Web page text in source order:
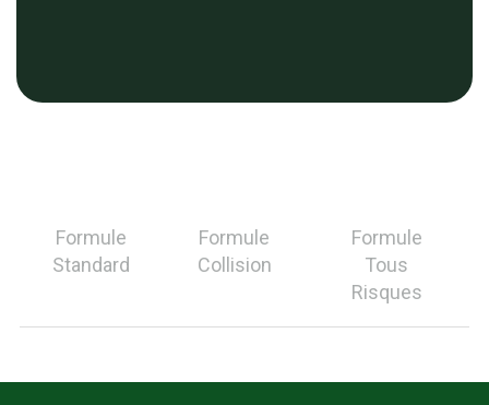
Formule
Standard
Formule
Collision
Formule
Tous
Risques